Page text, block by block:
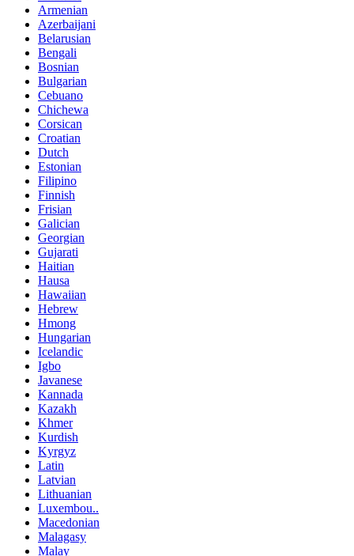
Armenian
Azerbaijani
Belarusian
Bengali
Bosnian
Bulgarian
Cebuano
Chichewa
Corsican
Croatian
Dutch
Estonian
Filipino
Finnish
Frisian
Galician
Georgian
Gujarati
Haitian
Hausa
Hawaiian
Hebrew
Hmong
Hungarian
Icelandic
Igbo
Javanese
Kannada
Kazakh
Khmer
Kurdish
Kyrgyz
Latin
Latvian
Lithuanian
Luxembou..
Macedonian
Malagasy
Malay